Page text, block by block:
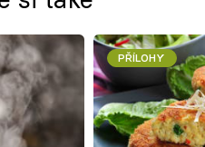
PŘÍLOHY